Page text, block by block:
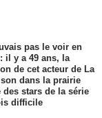
pas le voir en
il y a 49 ans, la
de cet acteur de La
dans la prairie
des stars de la série
difficile